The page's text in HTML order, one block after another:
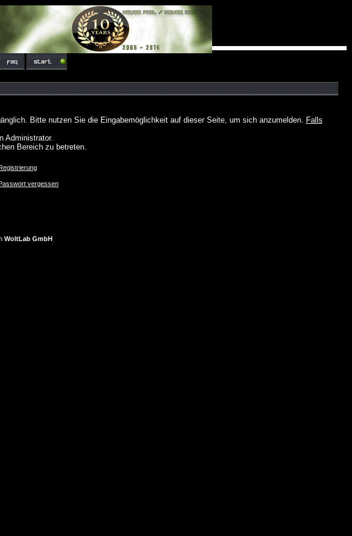
Bitte nutzen Sie die Eingabemöglichkeit auf dieser Seite, um sich anzumelden. Falls
Administrator.
Bereich zu betreten.
vergessen
WoltLab GmbH